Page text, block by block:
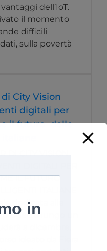
dell’IoT.
il momento
difficili
sulla povertà
City Vision
digitali per
il futuro delle
IL FUTURO
dedicata alle
progetto lungo un
a dicembre.
ideato da Fiera